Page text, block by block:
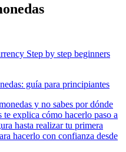
guía para principiantes
y no sabes por dónde
te explica cómo hacerlo paso a
hasta realizar tu primera
hacerlo con confianza desde